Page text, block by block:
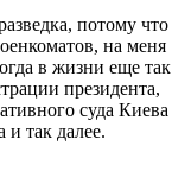
потому что
на меня
в жизни еще так
президента,
суда Киева
и так далее.